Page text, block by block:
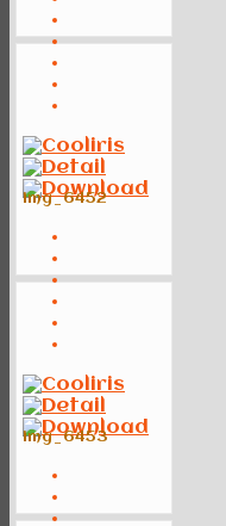
img_6452
img_6453